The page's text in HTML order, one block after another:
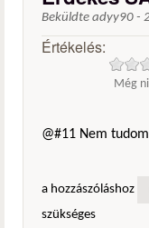
Beküldte adyy90 -
Értékelés:
Még
@#11 Nem
a hozzászóláshoz
szükséges